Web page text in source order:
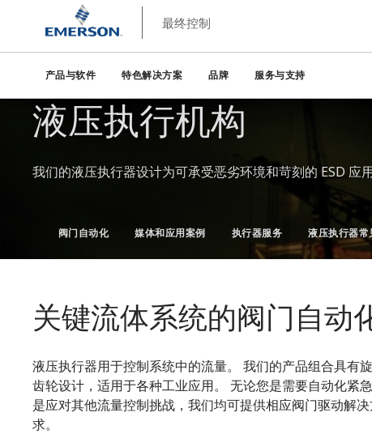
最终控制
产品与软件 特色解决方案 品牌 服务与支持
液压执行机构
我们的液压执行器设计为可承受恶劣环境和苛刻的 ESD 应用
阀门自动化 媒体和应用案例 执行器服务 液压执行器常
关键流体系统的阀门自动
液压执行器用于控制系统中的流量。 我们的产品组合具有
齿轮设计，适用于各种工业应用。 无论您是需要自动化紧
是应对其他流量控制挑战，我们均可提供相应阀门驱动解
求。